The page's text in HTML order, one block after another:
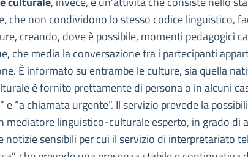
che non condividono lo stesso codice linguistico,
creando, dove è possibile, momenti pedagogici
che media la conversazione tra i partecipanti
È informato su entrambe le culture, sia quella
è fornito prettamente di persona o in alcuni
e “a chiamata urgente”. Il servizio prevede la
mediatore linguistico-culturale esperto, in grado
notizie sensibili per cui il servizio di interpretariato